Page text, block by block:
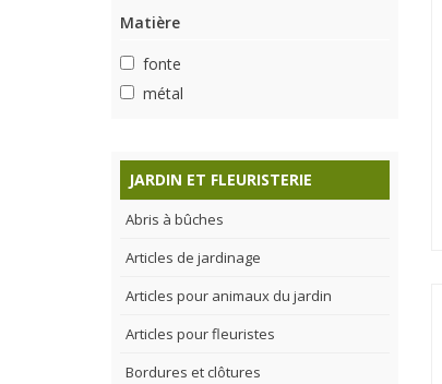
Matière
fonte
métal
JARDIN ET FLEURISTERIE
Abris à bûches
Articles de jardinage
Articles pour animaux du jardin
Articles pour fleuristes
Bordures et clôtures